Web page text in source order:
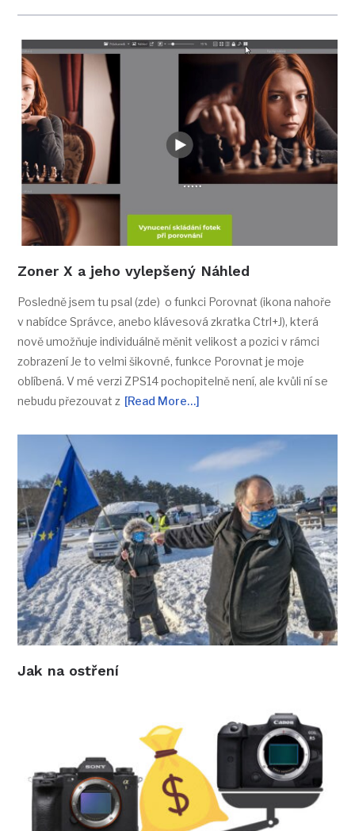
Zoner X a jeho vylepšený Náhled
Posledně jsem tu psal (zde) o funkci Porovnat (ikona nahoře
v nabídce Správce, anebo klávesová zkratka Ctrl+J), která
nově umožňuje individuálně měnit velikost a pozici v rámci
zobrazení Je to velmi šikovné, funkce Porovnat je moje
oblíbená. V mé verzi ZPS14 pochopitelně není, ale kvůli ní se
nebudu přezouvat z [Read More…]
Jak na ostření